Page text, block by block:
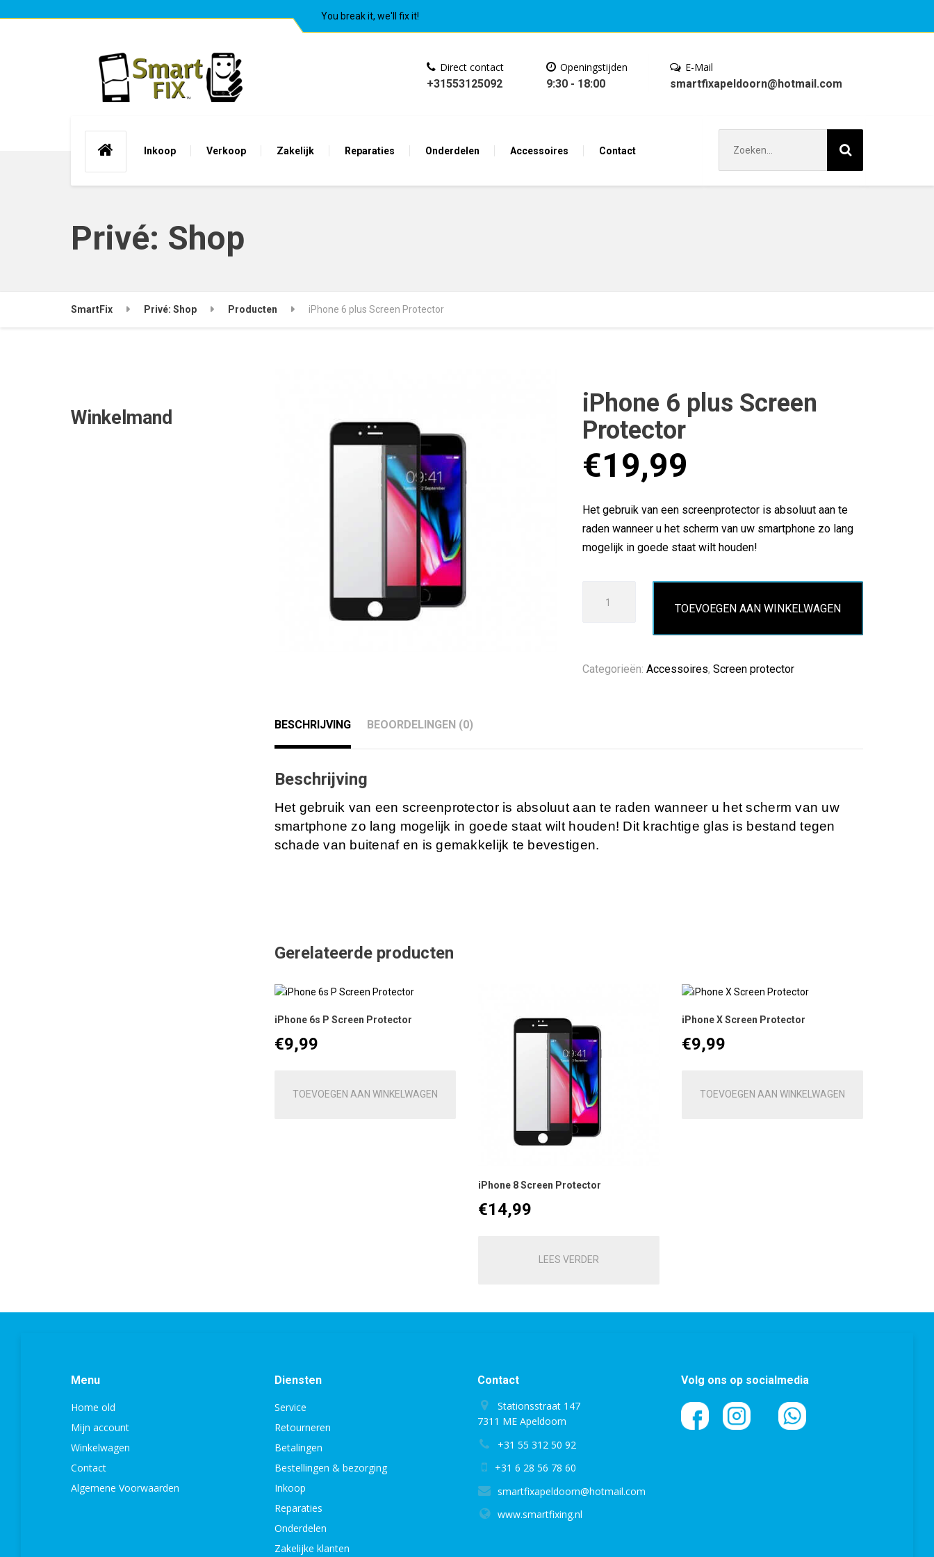
You break it, we'll fix it!
Inkoop Verkoop Zakelijk Reparaties Onderdelen Accessoires Contact
Direct contact
+31553125092
Openingstijden
9:30 - 18:00
E-Mail
smartfixapeldoorn@hotmail.com
naar:
Privé: Shop
SmartFix Privé: Shop Producten iPhone 6 plus Screen Protector
iPhone 6 plus Screen
Protector
€19,99
Het gebruik van een screenprotector is absoluut aan te
raden wanneer u het scherm van uw smartphone zo lang
mogelijk in goede staat wilt houden!
Protector
TOEVOEGEN AAN WINKELWAGEN
Categorieën:Accessoires,Screen protector
BESCHRIJVING BEOORDELINGEN (0)
Beschrijving
Het gebruik van een screenprotector is absoluut aan te raden wanneer u het scherm van uw
smartphone zo lang mogelijk in goede staat wilt houden! Dit krachtige glas is bestand tegen
schade van buitenaf en is gemakkelijk te bevestigen.
Gerelateerde producten
iPhone 6s P Screen Protector
€9,99
TOEVOEGEN AAN WINKELWAGEN
iPhone 8 Screen Protector
€14,99
LEES VERDER
iPhone X Screen Protector
€9,99
TOEVOEGEN AAN WINKELWAGEN
Winkelmand
Menu
Home old
Mijn account
Winkelwagen
Contact
Algemene Voorwaarden
Diensten
Service
Retourneren
Betalingen
Bestellingen & bezorging
Inkoop
Reparaties
Onderdelen
Zakelijke klanten
Contact
Stationsstraat 147
7311 ME Apeldoorn
+31 55 312 50 92
+31 6 28 56 78 60
smartfixapeldoorn@hotmail.com
www.smartfixing.nl
Volg ons op socialmedia